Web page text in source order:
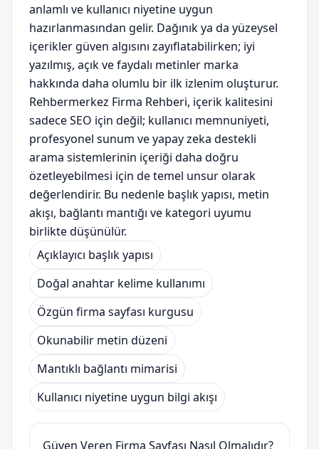
anlamlı ve kullanıcı niyetine uygun
hazırlanmasından gelir. Dağınık ya da yüzeysel
içerikler güven algısını zayıflatabilirken; iyi
yazılmış, açık ve faydalı metinler marka
hakkında daha olumlu bir ilk izlenim oluşturur.
Rehbermerkez Firma Rehberi, içerik kalitesini
sadece SEO için değil; kullanıcı memnuniyeti,
profesyonel sunum ve yapay zeka destekli
arama sistemlerinin içeriği daha doğru
özetleyebilmesi için de temel unsur olarak
değerlendirir. Bu nedenle başlık yapısı, metin
akışı, bağlantı mantığı ve kategori uyumu
birlikte düşünülür.
Açıklayıcı başlık yapısı
Doğal anahtar kelime kullanımı
Özgün firma sayfası kurgusu
Okunabilir metin düzeni
Mantıklı bağlantı mimarisi
Kullanıcı niyetine uygun bilgi akışı
Güven Veren Firma Sayfası Nasıl Olmalıdır?